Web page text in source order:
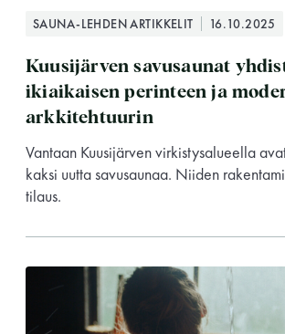
myös
-Naisten päivät ovat
-Miesten päivät tiistai,
jaettu lauantai
SAUNA-LEHDEN ARTIKKELIT 16.10.2025
Kuusijärven savusaunat
ikiaikaisen perinteen ja
arkkitehtuurin
Vantaan Kuusijärven virkistysalueella
kaksi uutta savusaunaa. Niiden
tilaus.